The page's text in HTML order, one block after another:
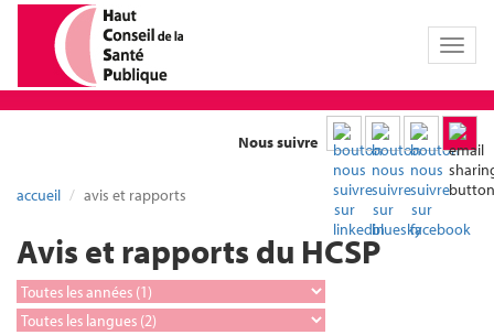
Toggle
Nous suivre
accueil avis et rapports
Avis et rapports du HCSP